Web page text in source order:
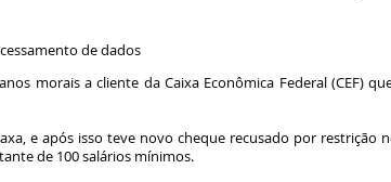
de dados
morais a cliente da Caixa Econômica Federal (CEF)
e após isso teve novo cheque recusado por restrição
de 100 salários mínimos.